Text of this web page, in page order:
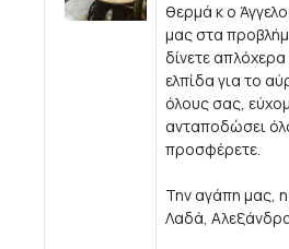
θερμά κ ο
μας στα
δίνετε
ελπίδα για το
όλους σας,
ανταποδώσει
προσφέρετε.
Την αγάπη μας,
Λαδά,